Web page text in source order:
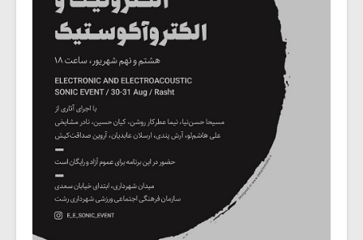
یادداشتی بر موسیقی
اگر نمی توانی